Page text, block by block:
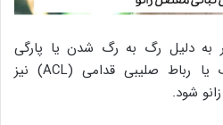
به دلیل رگ به رگ شدن یا پارگی
رباط‌ها است. آسیب منیسک یا رباط صلیبی قدامی ‌(ACL) نیز
شود.